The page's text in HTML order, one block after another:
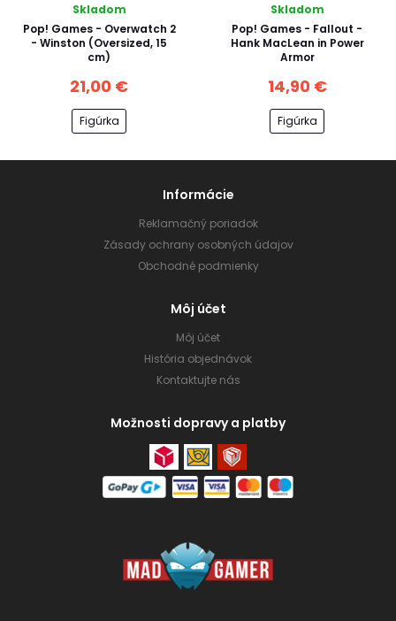
Skladom
Pop! Games - Overwatch 2
- Winston (Oversized, 15
cm)
21,00 €
Figúrka
Skladom
Pop! Games - Fallout -
Hank MacLean in Power
Armor
14,90 €
Figúrka
Informácie
Reklamačný poriadok
Zásady ochrany osobných údajov
Obchodné podmienky
Môj účet
Môj účet
História objednávok
Kontaktujte nás
Možnosti dopravy a platby